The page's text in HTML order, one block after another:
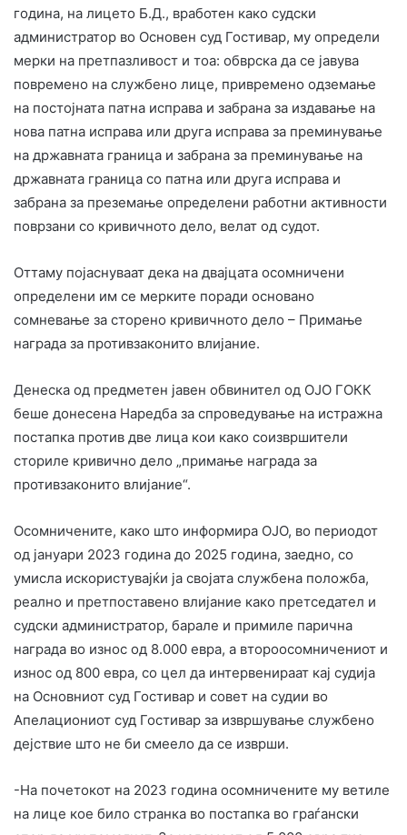
година, на лицето Б.Д., вработен како судски
администратор во Основен суд Гостивар, му определи
мерки на претпазливост и тоа: обврска да се јавува
повремено на службено лице, привремено одземање
на постојната патна исправа и забрана за издавање на
нова патна исправа или друга исправа за преминување
на државната граница и забрана за преминување на
државната граница со патна или друга исправа и
забрана за преземање определени работни активности
поврзани со кривичното дело, велат од судот.
Оттаму појаснуваат дека на двајцата осомничени
определени им се мерките поради основано
сомневање за сторено кривичното дело – Примање
награда за противзаконито влијание.
Денеска од предметен јавен обвинител од ОЈО ГОКК
беше донесена Наредба за спроведување на истражна
постапка против две лица кои како соизвршители
сториле кривично дело „примање награда за
противзаконито влијание“.
Осомничените, како што информира ОЈО, во периодот
од јануари 2023 година до 2025 година, заедно, со
умисла искористувајќи ја својата службена положба,
реално и претпоставено влијание како претседател и
судски администратор, барале и примиле парична
награда во износ од 8.000 евра, а второосомничениот и
износ од 800 евра, со цел да интервенираат кај судија
на Основниот суд Гостивар и совет на судии во
Апелациониот суд Гостивар за извршување службено
дејствие што не би смеело да се изврши.
-На почетокот на 2023 година осомничените му ветиле
на лице кое било странка во постапка во граѓански